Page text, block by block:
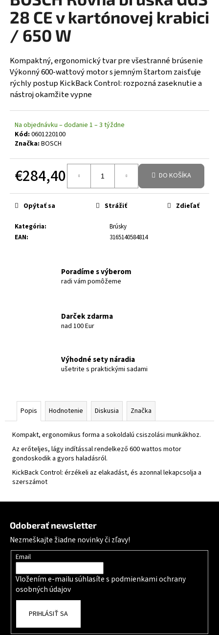
28 CE v kartónovej krabici
/ 650 W
Kompaktný, ergonomický tvar pre všestranné brúsenie
Výkonný 600-wattový motor s jemným štartom zaisťuje
rýchly postup KickBack Control: rozpozná zaseknutie a
nástroj okamžite vypne
Na objednávku – dodanie 1 – 3 týždne
Kód: 0601220100
Značka: BOSCH
€284,40 DO KOŠÍKA
Kategória:
Brúsky
EAN: 3165140584814
Opýtať sa Strážiť Zdieľať
Poradíme s výberom
radi vám pomôžeme
Darček zdarma
nad 100 Eur
Výhodné sety náradia
ušetrite s praktickými sadami
Popis Hodnotenie Diskusia Značka
Kompakt, ergonomikus forma a sokoldalú csiszolási munkákhoz.
Az erőteljes, lágy indítással rendelkező 600 wattos motor
gondoskodik a gyors haladásról.
KickBack Control: érzékeli az elakadást, és azonnal lekapcsolja a
szerszámot
á
j
s
?
HĽADAŤ
Odoberať newsletter
Nezmeškajte žiadne novinky či zľavy!
Email
Vložením e-mailu súhlasíte s podmienkami ochrany
osobných údajov
PRIHLÁSIŤ SA